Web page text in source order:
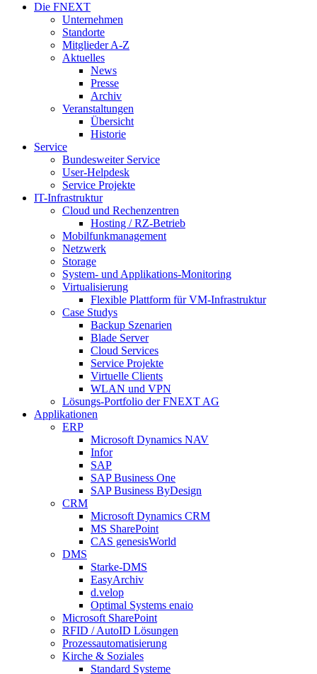
Die FNEXT
Unternehmen
Standorte
Mitglieder A-Z
Aktuelles
News
Presse
Archiv
Veranstaltungen
Übersicht
Historie
Service
Bundesweiter Service
User-Helpdesk
Service Projekte
IT-Infrastruktur
Cloud und Rechenzentren
Hosting / RZ-Betrieb
Mobilfunkmanagement
Netzwerk
Storage
System- und Applikations-Monitoring
Virtualisierung
Flexible Plattform für VM-Infrastruktur
Case Studys
Backup Szenarien
Blade Server
Cloud Services
Service Projekte
Virtuelle Clients
WLAN und VPN
Lösungs-Portfolio der FNEXT AG
Applikationen
ERP
Microsoft Dynamics NAV
Infor
SAP
SAP Business One
SAP Business ByDesign
CRM
Microsoft Dynamics CRM
MS SharePoint
CAS genesisWorld
DMS
Starke-DMS
EasyArchiv
d.velop
Optimal Systems enaio
Microsoft SharePoint
RFID / AutoID Lösungen
Prozessautomatisierung
Kirche & Soziales
Standard Systeme